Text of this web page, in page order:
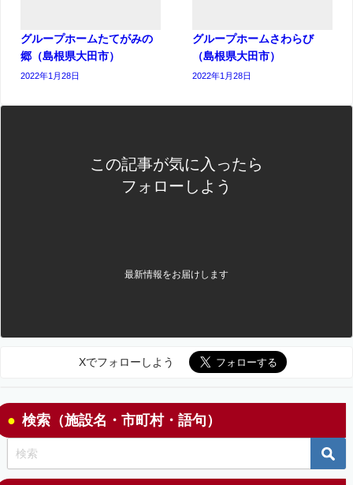
グループホームたてがみの
郷（島根県大田市）
2022年1月28日
グループホームさわらび
（島根県大田市）
2022年1月28日
この記事が気に入ったら
フォローしよう
最新情報をお届けします
Xでフォローしよう
検索（施設名・市町村・語句）